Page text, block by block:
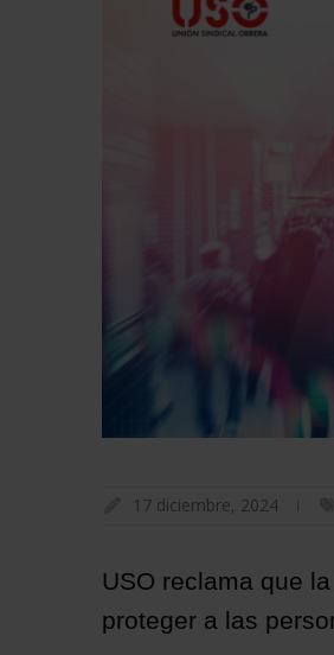
17 diciembre, 2024
USO reclama que
proteger a las